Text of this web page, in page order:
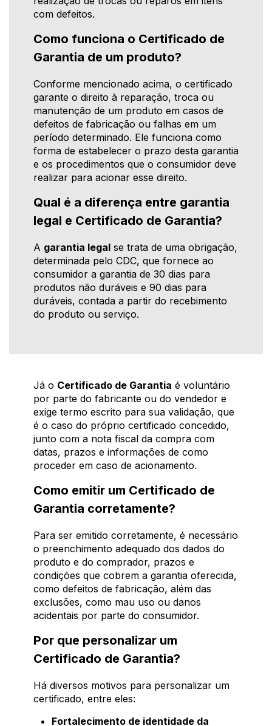
com defeitos.
Como funciona o Certificado de
Garantia de um produto?
Conforme mencionado acima, o certificado
garante o direito à reparação, troca ou
manutenção de um produto em casos de
defeitos de fabricação ou falhas em um
período determinado. Ele funciona como
forma de estabelecer o prazo desta garantia
e os procedimentos que o consumidor deve
realizar para acionar esse direito.
Qual é a diferença entre garantia
legal e Certificado de Garantia?
A garantia legal se trata de uma obrigação,
determinada pelo CDC, que fornece ao
consumidor a garantia de 30 dias para
produtos não duráveis e 90 dias para
duráveis, contada a partir do recebimento
do produto ou serviço.
Já o Certificado de Garantia é voluntário
por parte do fabricante ou do vendedor e
exige termo escrito para sua validação, que
é o caso do próprio certificado concedido,
junto com a nota fiscal da compra com
datas, prazos e informações de como
proceder em caso de acionamento.
Como emitir um Certificado de
Garantia corretamente?
Para ser emitido corretamente, é necessário
o preenchimento adequado dos dados do
produto e do comprador, prazos e
condições que cobrem a garantia oferecida,
como defeitos de fabricação, além das
exclusões, como mau uso ou danos
acidentais por parte do consumidor.
Por que personalizar um
Certificado de Garantia?
Há diversos motivos para personalizar um
certificado, entre eles:
Fortalecimento de identidade da